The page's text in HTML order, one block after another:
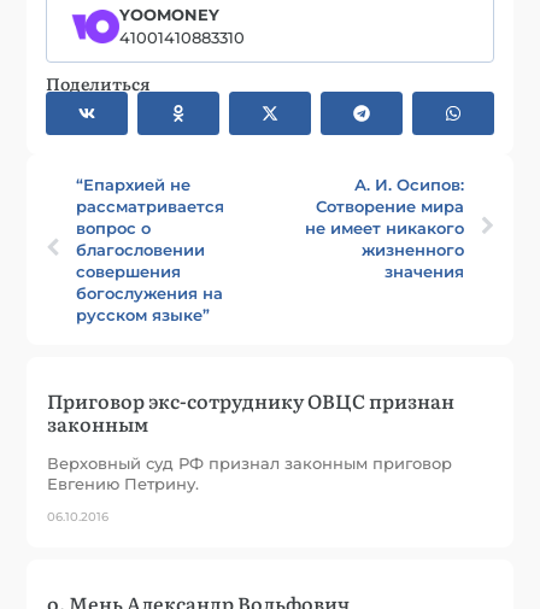
YOOMONEY
41001410883310
Поделиться
“Епархией не
рассматривается
вопрос о
благословении
совершения
богослужения на
русском языке”
А. И. Осипов:
Сотворение мира
не имеет никакого
жизненного
значения
Приговор экс-сотруднику ОВЦС признан
законным
Верховный суд РФ признал законным приговор
Евгению Петрину.
06.10.2016
о. Мень Александр Вольфович